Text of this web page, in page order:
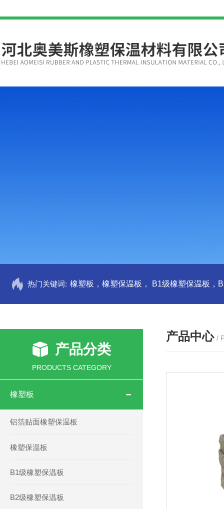
热门关键词:
产品分类
PRODUCTS CATEGORY
橡塑板
铝箔贴面橡塑保温板
橡塑保温板
B1级橡塑保温板
B2级橡塑保温板
产品中心 /